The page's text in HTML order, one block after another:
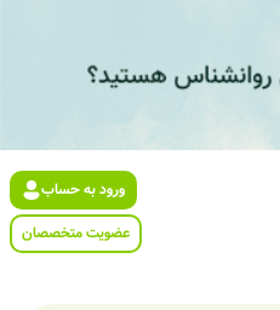
ورود به حساب
عضویت متخصصان